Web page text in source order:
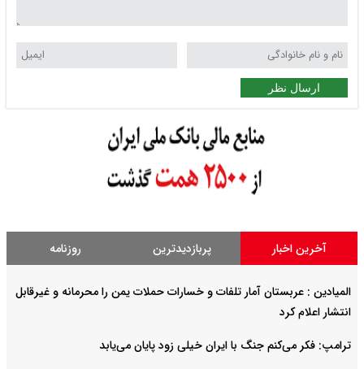
ارسال نظر
آخرین اخبار پربازدیدترین روزنامه
المیادین : عربستان آمار تلفات و خسارات حملات یمن را محرمانه و غیرقابل
انتشار اعلام کرد
ترامپ: فکر می‌کنم جنگ با ایران خیلی زود پایان می‌یابد